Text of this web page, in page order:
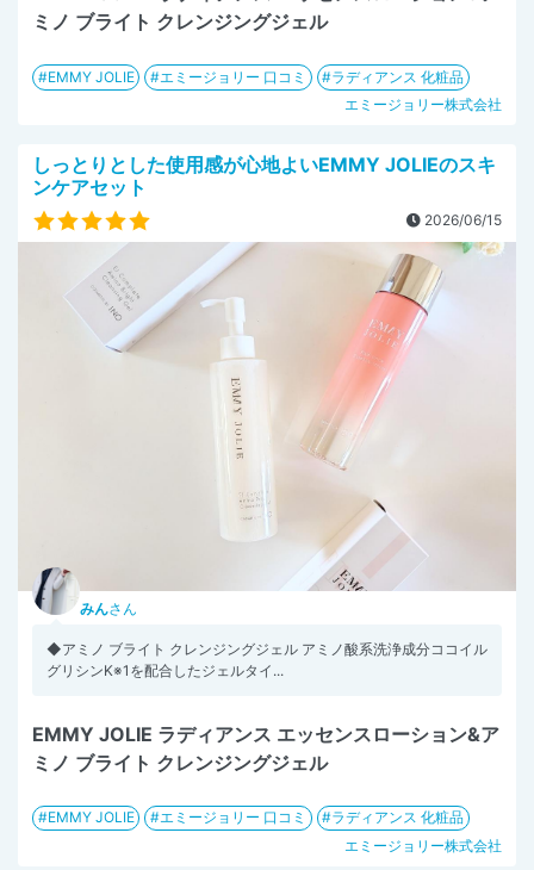
ミノ ブライト クレンジングジェル
EMMY JOLIE エミージョリー 口コミ
ラディアンス 化粧品
エミージョリー株式会社
しっとりとした使用感が心地よいEMMY JOLIEのスキ
ンケアセット
2026/06/15
みんさん
◆アミノ ブライト クレンジングジェル アミノ酸系洗浄成分ココイル
グリシンK※1を配合したジェルタイ...
EMMY JOLIE ラディアンス エッセンスローション&ア
ミノ ブライト クレンジングジェル
EMMY JOLIE エミージョリー 口コミ
ラディアンス 化粧品
エミージョリー株式会社